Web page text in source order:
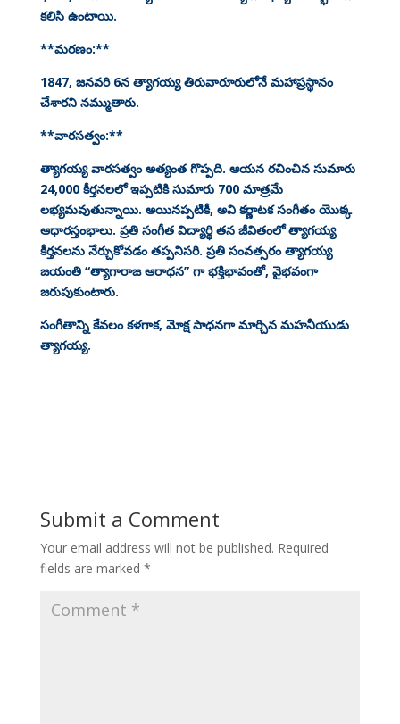
కలిసి ఉంటాయి.
**మరణం:**
1847, జనవరి 6న త్యాగయ్య తిరువారూరులోనే మహాప్రస్థానం
చేశారని నమ్ముతారు.
**వారసత్వం:**
త్యాగయ్య వారసత్వం అత్యంత గొప్పది. ఆయన రచించిన సుమారు
24,000 కీర్తనలలో ఇప్పటికి సుమారు 700 మాత్రమే
లభ్యమవుతున్నాయి. అయినప్పటికీ, అవి కర్ణాటక సంగీతం యొక్క
ఆధారస్తంభాలు. ప్రతి సంగీత విద్యార్థి తన జీవితంలో త్యాగయ్య
కీర్తనలను నేర్చుకోవడం తప్పనిసరి. ప్రతి సంవత్సరం త్యాగయ్య
జయంతి “త్యాగారాజ ఆరాధన” గా భక్తిభావంతో, వైభవంగా
జరుపుకుంటారు.
సంగీతాన్ని కేవలం కళగాక, మోక్ష సాధనగా మార్చిన మహనీయుడు
త్యాగయ్య.
Submit a Comment
Your email address will not be published. Required
fields are marked *